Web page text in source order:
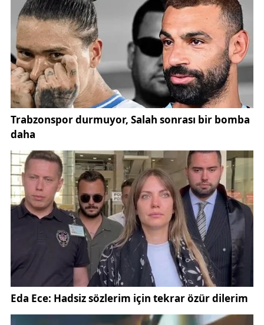
Katılımcılar, Anadolu’nun kültürel mirasına önemli
katkılar sunan halk ozanının eserlerini ve bıraktığı
manevi değerleri bir kez daha yad etti. Programda,
kültürel değerlerin yaşatılmasının önemine dikkat
çekilirken, halk ozanlarının toplumsal hafızadaki
yerinin büyük olduğu ifade edildi.
Anma programı kapsamında Doğanlı Köyü’nde
Yıldızeli-Der yönetimi, köydeki annelerle bir araya
gelerek günün anlam ve önemine ilişkin iyi
dileklerini paylaştı.
Toplumun temel yapı taşı olan annelerin
fedakârlığına vurgu yapılan programda, geleneksel
değerlere sahip çıkmanın önemine dikkat çekildi.
Dernek yöneticileri, annelerin toplumun birlik ve
beraberliğinde önemli rol üstlendiğini belirtti.
Program sonrası değerlendirmelerde bulunan